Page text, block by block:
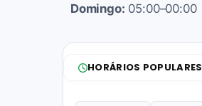
Domingo: 05:00–00:00
HORÁRIOS POPULARES